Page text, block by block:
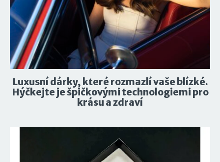
Luxusní dárky, které rozmazlí vaše blízké.
Hýčkejte je špičkovými technologiemi pro
krásu a zdraví